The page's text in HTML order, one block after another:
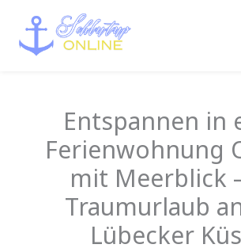
Inhalt
springen
Entspannen in
Ferienwohnung
mit Meerblick
Traumurlaub
Lübecker